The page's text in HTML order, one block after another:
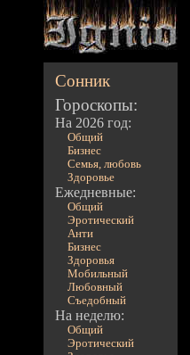
Сонник
Гороскопы:
На 2026 год:
Общий
Бизнес
Семья, любовь
Здоровье
Ежедневные:
Общий
Эротический
Анти
Бизнес
Здоровья
Мобильный
Любовный
Съедобный
На неделю:
Общий
Эротический